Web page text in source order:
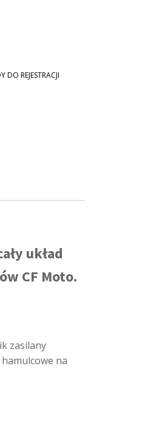
DO REJESTRACJI
układ
CF Moto.
zasilany
na